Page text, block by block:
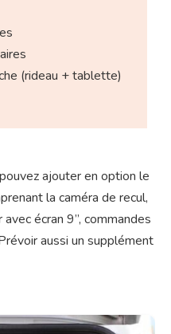
(rideau + tablette)
ajouter en option le
la caméra de recul,
écran 9’’, commandes
aussi un supplément